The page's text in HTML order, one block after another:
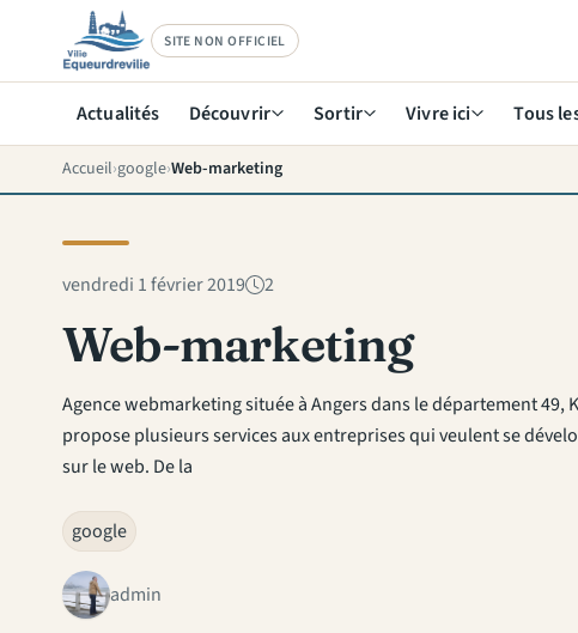
SITE NON OFFICIEL
Actualités Découvrir Sortir Vivre ici Tous
Accueil google Web-marketing
vendredi 1 février 2019 2
Web-marketing
Agence webmarketing située à Angers dans le département 49,
propose plusieurs services aux entreprises qui veulent se
sur le web. De la
google
admin